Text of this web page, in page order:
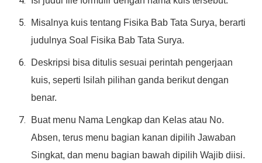
Misalnya kuis tentang Fisika Bab Tata Surya, berarti
judulnya Soal Fisika Bab Tata Surya.
Deskripsi bisa ditulis sesuai perintah pengerjaan
kuis, seperti Isilah pilihan ganda berikut dengan
benar.
Buat menu Nama Lengkap dan Kelas atau No.
Absen, terus menu bagian kanan dipilih Jawaban
Singkat, dan menu bagian bawah dipilih Wajib diisi.